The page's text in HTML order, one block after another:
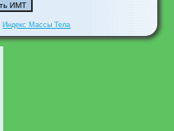
Индекс Массы Тела